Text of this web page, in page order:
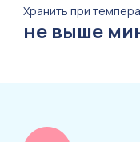
Хранить при
не выше